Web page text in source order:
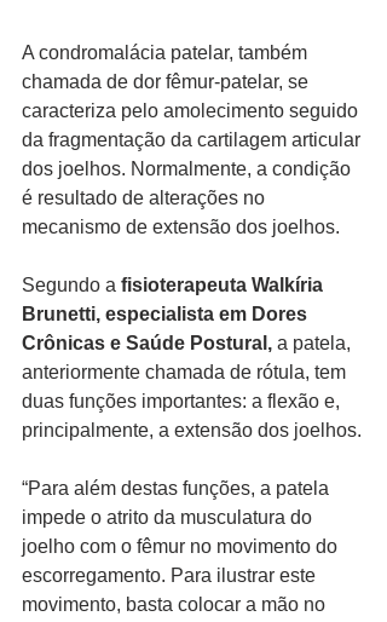
A condromalácia patelar, também
chamada de dor fêmur-patelar, se
caracteriza pelo amolecimento seguido
da fragmentação da cartilagem articular
dos joelhos. Normalmente, a condição
é resultado de alterações no
mecanismo de extensão dos joelhos.
Segundo a fisioterapeuta Walkíria
Brunetti, especialista em Dores
Crônicas e Saúde Postural, a patela,
anteriormente chamada de rótula, tem
duas funções importantes: a flexão e,
principalmente, a extensão dos joelhos.
“Para além destas funções, a patela
impede o atrito da musculatura do
joelho com o fêmur no movimento do
escorregamento. Para ilustrar este
movimento, basta colocar a mão no